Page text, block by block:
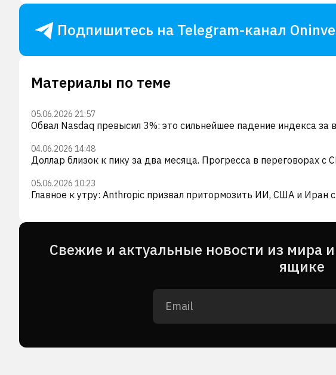
Подпишитесь на Telegram-канал
Материалы по теме
05.06.2026 21:57
Обвал Nasdaq превысил 3%: это сильнейшее падение индекса за
04.06.2026 14:48
Доллар близок к пику за два месяца. Прогресса в переговорах с
05.06.2026 10:23
Главное к утру: Anthropic призвал притормозить ИИ, США и Иран
Cвежие и актуальные новости из мира
ящике